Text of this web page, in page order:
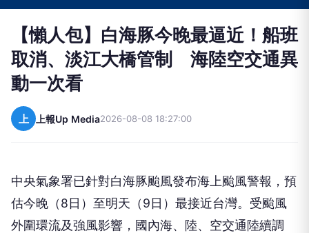
【懶人包】白海豚今晚最逼近！船班
取消、淡江大橋管制 海陸空交通異
動一次看
上 上報Up Media2026-08-08 18:27:00
中央氣象署已針對白海豚颱風發布海上颱風警報，預
估今晚（8日）至明天（9日）最接近台灣。受颱風
外圍環流及強風影響，國內海、陸、空交通陸續調